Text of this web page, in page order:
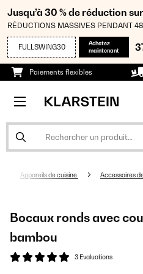
Jusqu’à 30 % de réduction
RÉDUCTIONS MASSIVES PENDANT
FULLSWING30
Achetez
maintenant
Paiements flexibles
Appareils de cuisine Accessoires
Bocaux ronds avec
bambou
3 Evaluations